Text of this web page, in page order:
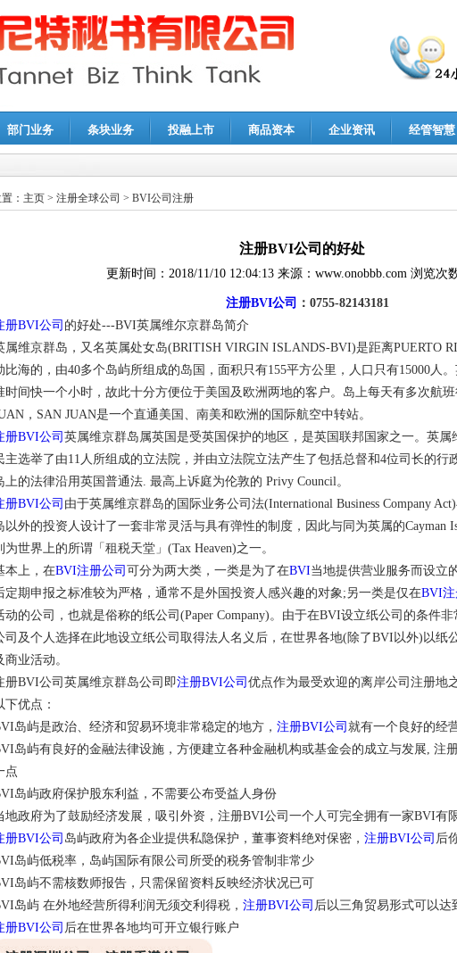
部门业务 条块业务 投融上市 商品资本 企业资讯 经管智慧
证
： 主页 > 注册全球公司 > BVI公司注册
注册BVI公司的好处
更新时间： 2018/11/10 12:04:13 来源： www.onobbb.com 浏览次
注册BVI公司
：0755-82143181
册BVI公司 的好处---BVI英属维尔京群岛简介
属维京群岛，又名英属处女岛(BRITISH VIRGIN ISLANDS-BVI)是距离PUERTO
比海的，由40多个岛屿所组成的岛国，面积只有155平方公里，人口只有15000人
时间快一个小时，故此十分方便位于美国及欧洲两地的客户。岛上每天有多次航班
，SAN JUAN是一个直通美国、南美和欧洲的国际航空中转站。
册BVI公司 英属维京群岛属英国是受英国保护的地区，是英国联邦国家之一。英属
主选举了由11人所组成的立法院，并由立法院立法产生了包括总督和4位司长的行
上的法律沿用英国普通法. 最高上诉庭为伦敦的 Privy Council。
册BVI公司 由于英属维京群岛的国际业务公司法(International Business Company
以外的投资人设计了一套非常灵活与具有弹性的制度，因此与同为英属的Cayman
为世界上的所谓「租税天堂」(Tax Heaven)之一。
本上，在BVI注册公司 可分为两大类，一类是为了在BVI当地提供营业服务而设立
定期申报之标准较为严格，通常不是外国投资人感兴趣的对象;另一类是仅在BVI注
动的公司，也就是俗称的纸公司(Paper Company)。由于在BVI设立纸公司的条件
司及个人选择在此地设立纸公司取得法人名义后，在世界各地(除了BVI以外)以纸
商业活动。
册BVI公司英属维京群岛公司即注册BVI公司 优点作为最受欢迎的离岸公司注册地
下优点：
岛屿是政治、经济和贸易环境非常稳定的地方， 注册BVI公司 就有一个良好的经
岛屿有良好的金融法律设施，方便建立各种金融机构或基金会的成立与发展, 注
点
岛屿政府保护股东利益，不需要公布受益人身份
地政府为了鼓励经济发展，吸引外资，注册BVI公司一个人可完全拥有一家BVI有
册BVI公司 岛屿政府为各企业提供私隐保护，董事资料绝对保密， 注册BVI公司 后
岛屿低税率，岛屿国际有限公司所受的税务管制非常少
岛屿不需核数师报告，只需保留资料反映经济状况已可
岛屿 在外地经营所得利润无须交利得税， 注册BVI公司 后以三角贸易形式可以达
册BVI公司 后在世界各地均可开立银行账户